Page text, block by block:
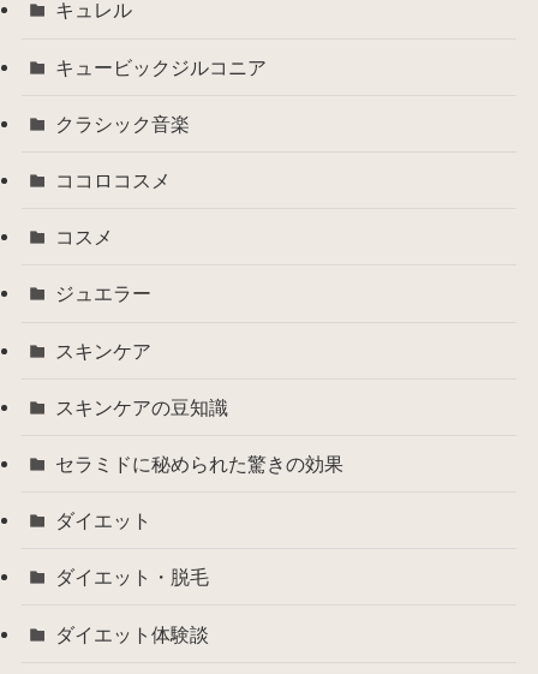
キュレル
キュービックジルコニア
クラシック音楽
ココロコスメ
コスメ
ジュエラー
スキンケア
スキンケアの豆知識
セラミドに秘められた驚きの効果
ダイエット
ダイエット・脱毛
ダイエット体験談